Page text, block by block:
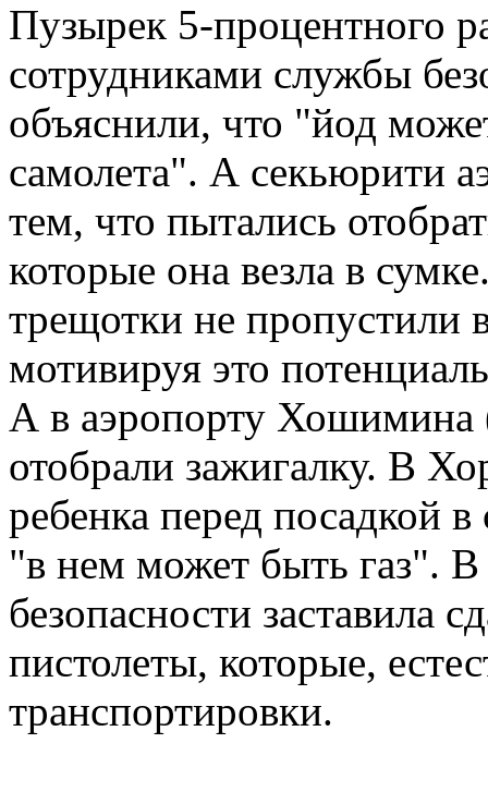
Пузырек 5-процентного
сотрудниками службы
объяснили, что "йод
самолета". А секьюрити
тем, что пытались
которые она везла в
трещотки не пропустили
мотивируя это
А в аэропорту Хошимина
отобрали зажигалку. В
ребенка перед посадкой
"в нем может быть газ". В
безопасности заставила
пистолеты, которые,
транспортировки.